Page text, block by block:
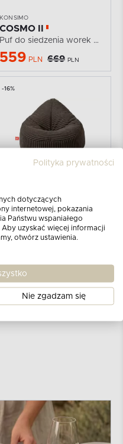
KONSIMO
COSMO II
Puf do siedzenia worek w tkaninie sztruks granatowy
559 PLN 669 PLN
-16%
PLN 669 PLN
Polityka prywatności
dotyczących
internetowej, pokazania
Państwu wspaniałego
uzyskać więcej informacji
otwórz ustawienia.
Nie zgadzam się